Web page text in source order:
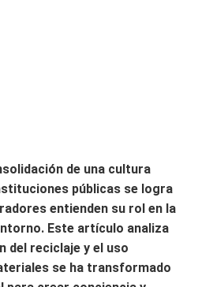
de una cultura
públicas se logra
entienden su rol en la
Este artículo analiza
del reciclaje y el uso
se ha transformado